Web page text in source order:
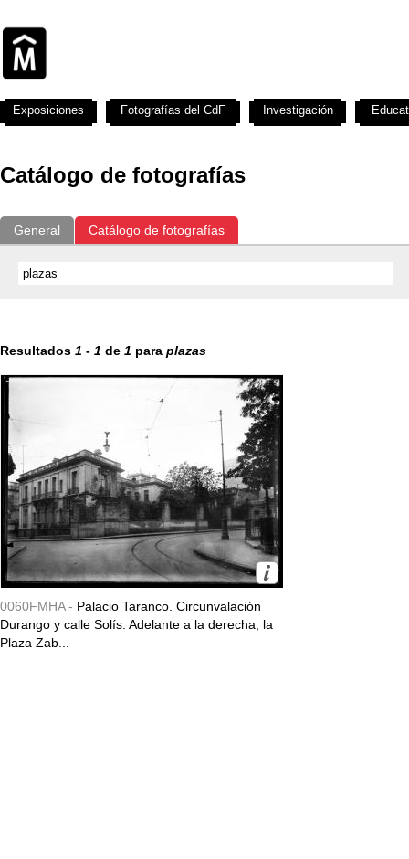
Catálogo de fotografías
General Catálogo de fotografías
Resultados 1 - 1 de 1 para plazas
0060FMHA - Palacio Taranco. Circunvalación
Durango y calle Solís. Adelante a la derecha, la
Plaza Zab...
Exposiciones Fotografías del CdF Investigación